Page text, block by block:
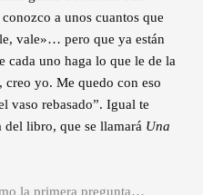
a unos cuantos que
vale»… pero que ya están
cada uno haga lo que le de la
creo yo. Me quedo con eso
vaso rebasado”. Igual te
del libro, que se llamará Una
la primera pregunta…